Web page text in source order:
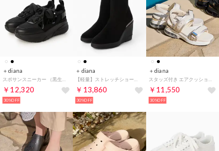
＋diana
￥12,320
30%OFF
＋diana
￥13,860
30%OFF
＋diana
￥11,550
30%OFF